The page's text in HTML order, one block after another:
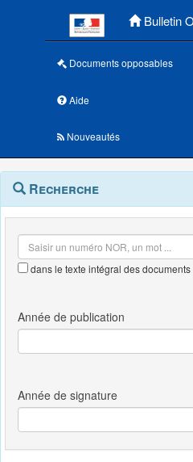
Bulletin
Documents opposables
Aide
Nouveautés
Navigation
outils
Menu
contextuel
Recherche
dans le texte intégral des documents